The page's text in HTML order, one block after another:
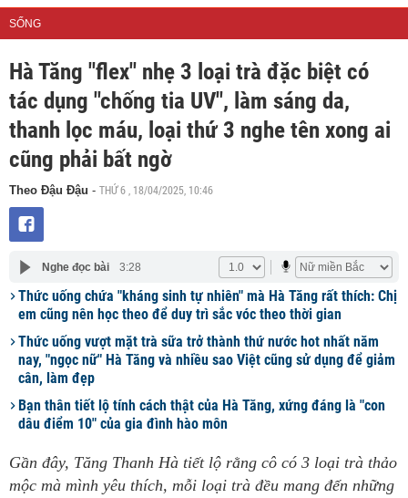
SỐNG
Hà Tăng "flex" nhẹ 3 loại trà đặc biệt có
tác dụng "chống tia UV", làm sáng da,
thanh lọc máu, loại thứ 3 nghe tên xong ai
cũng phải bất ngờ
Theo Đậu Đậu - THỨ 6 , 18/04/2025, 10:46
Nghe đọc bài 3:28
Thức uống chứa "kháng sinh tự nhiên" mà Hà Tăng rất thích: Chị
em cũng nên học theo để duy trì sắc vóc theo thời gian
Thức uống vượt mặt trà sữa trở thành thứ nước hot nhất năm
nay, "ngọc nữ" Hà Tăng và nhiều sao Việt cũng sử dụng để giảm
cân, làm đẹp
Bạn thân tiết lộ tính cách thật của Hà Tăng, xứng đáng là "con
dâu điểm 10" của gia đình hào môn
Gần đây, Tăng Thanh Hà tiết lộ rằng cô có 3 loại trà thảo
mộc mà mình yêu thích, mỗi loại trà đều mang đến những